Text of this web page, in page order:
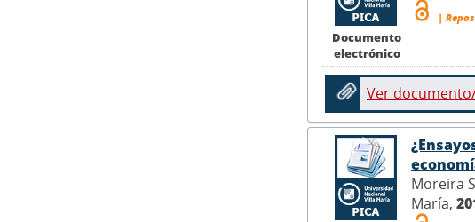
Documento
electrónico
|
Ver
Moreira
María,